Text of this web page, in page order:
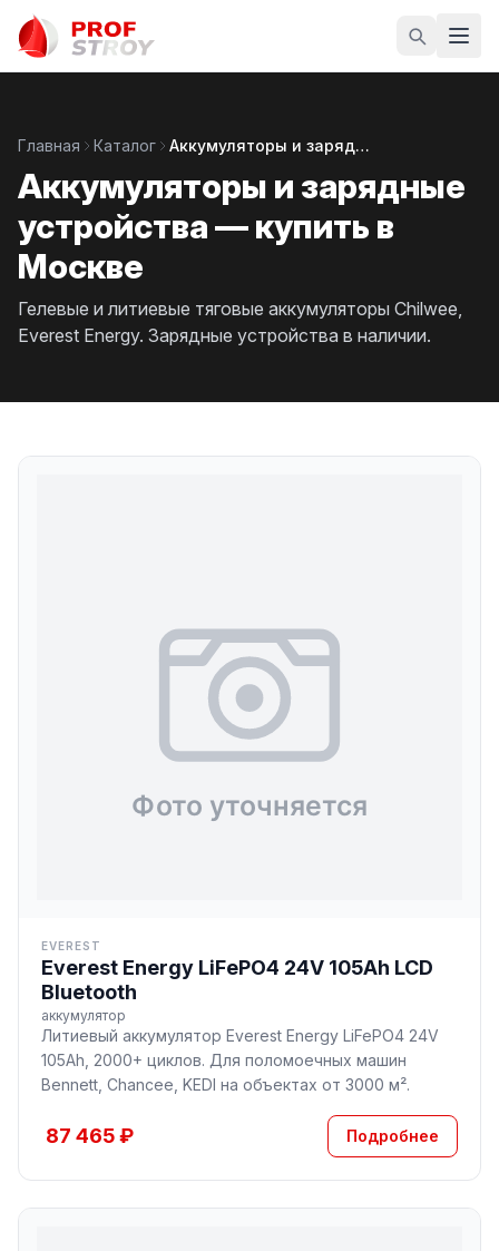
Главная Каталог Аккумуляторы и зарядные устройства
Аккумуляторы и зарядные
устройства — купить в
Москве
Гелевые и литиевые тяговые аккумуляторы Chilwee,
Everest Energy. Зарядные устройства в наличии.
EVEREST
Everest Energy LiFePO4 24V 105Ah LCD
Bluetooth
аккумулятор
Литиевый аккумулятор Everest Energy LiFePO4 24V
105Ah, 2000+ циклов. Для поломоечных машин
Bennett, Chancee, KEDI на объектах от 3000 м².
87 465 ₽ Подробнее